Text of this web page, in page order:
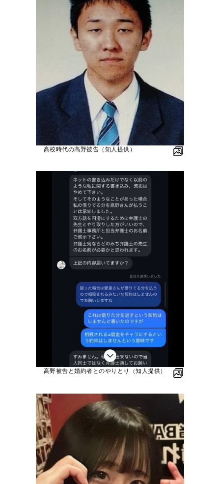
高校時代の高野被告（知人提供）
高野被告と婚約者とのやりとり（知人提供）